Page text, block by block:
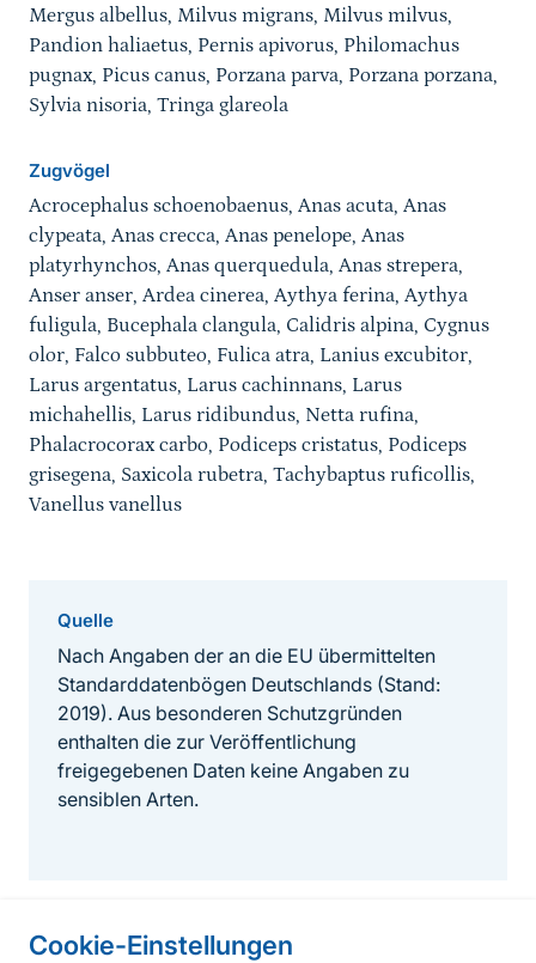
Cookie-Einstellungen
Mergus albellus, Milvus migrans, Milvus milvus,
Pandion haliaetus, Pernis apivorus, Philomachus
pugnax, Picus canus, Porzana parva, Porzana porzana,
Sylvia nisoria, Tringa glareola
Zugvögel
Acrocephalus schoenobaenus, Anas acuta, Anas
clypeata, Anas crecca, Anas penelope, Anas
platyrhynchos, Anas querquedula, Anas strepera,
Anser anser, Ardea cinerea, Aythya ferina, Aythya
fuligula, Bucephala clangula, Calidris alpina, Cygnus
olor, Falco subbuteo, Fulica atra, Lanius excubitor,
Larus argentatus, Larus cachinnans, Larus
michahellis, Larus ridibundus, Netta rufina,
Phalacrocorax carbo, Podiceps cristatus, Podiceps
grisegena, Saxicola rubetra, Tachybaptus ruficollis,
Vanellus vanellus
Quelle
Nach Angaben der an die EU übermittelten
Standarddatenbögen Deutschlands (Stand:
2019). Aus besonderen Schutzgründen
enthalten die zur Veröffentlichung
freigegebenen Daten keine Angaben zu
sensiblen Arten.
Informationen zur Seite